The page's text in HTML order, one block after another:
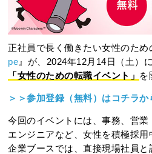
正社員で長く働きたい女性のため
pe 』が、2024年12月14日（土）
「女性のための転職イベント」 を
＞＞参加登録（無料）はコチラか
今回のイベントには、事務、営業
エンジニアなど、女性を積極採
企業ブースでは、直接現場社員と